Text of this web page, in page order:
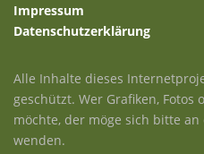
Impressum
Datenschutzerklärung
Alle Inhalte dieses
geschützt. Wer Grafiken, Fotos
möchte, der möge sich bitte an
wenden.